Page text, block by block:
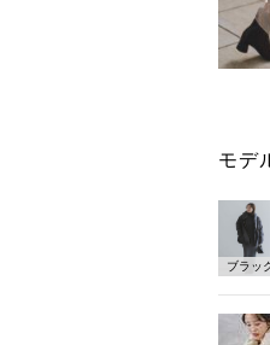
モデ
ブラッ